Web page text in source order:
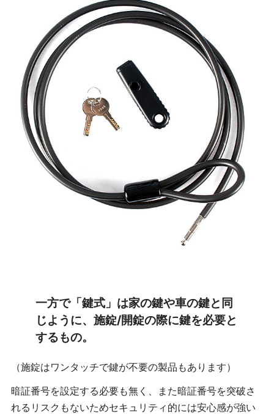
一方で「鍵式」は家の鍵や車の鍵と同
じように、施錠/開錠の際に鍵を必要と
するもの。
（施錠はワンタッチで鍵が不要の製品もあります）
暗証番号を設定する必要も無く、また暗証番号を突破さ
れるリスクもないためセキュリティ的には安心感が強い